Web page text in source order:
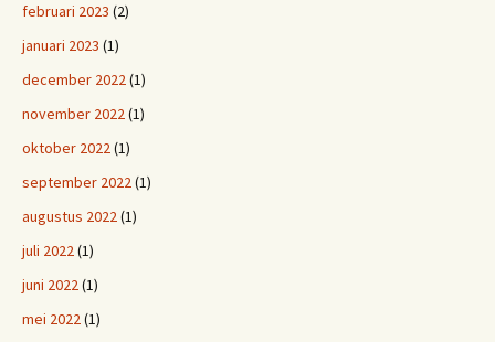
februari 2023 (2)
januari 2023 (1)
december 2022(1)
november 2022(1)
oktober 2022(1)
september 2022(1)
augustus 2022(1)
juli 2022(1)
juni 2022(1)
mei 2022(1)